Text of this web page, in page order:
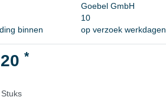
Goebel GmbH
10
binnen
op verzoek werkdagen
*